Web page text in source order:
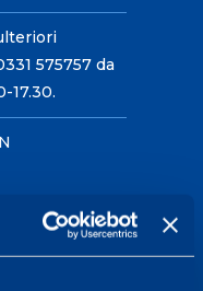
575757 da
17.30.